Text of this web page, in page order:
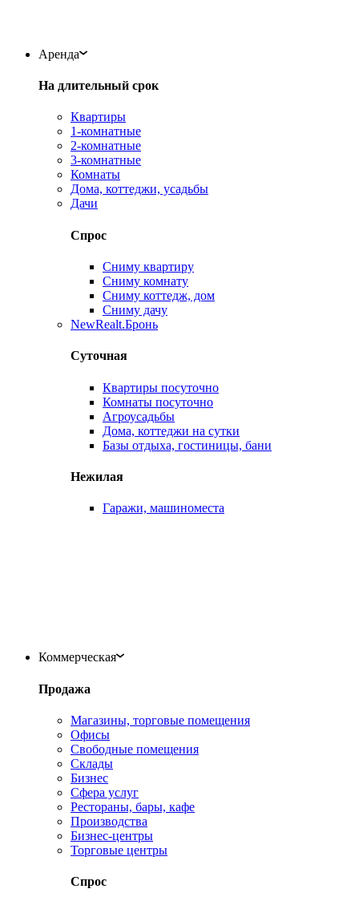
Аренда
На длительный срок
Квартиры
1-комнатные
2-комнатные
3-комнатные
Комнаты
Дома, коттеджи, усадьбы
Дачи
Спрос
Сниму квартиру
Сниму комнату
Сниму коттедж, дом
Сниму дачу
NewRealt.Бронь
Суточная
Квартиры посуточно
Комнаты посуточно
Агроусадьбы
Дома, коттеджи на сутки
Базы отдыха, гостиницы, бани
Нежилая
Гаражи, машиноместа
Коммерческая
Продажа
Магазины, торговые помещения
Офисы
Свободные помещения
Склады
Бизнес
Сфера услуг
Рестораны, бары, кафе
Производства
Бизнес-центры
Торговые центры
Спрос